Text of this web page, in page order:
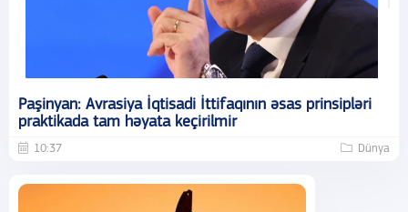
Paşinyan: Avrasiya İqtisadi İttifaqının əsas prinsipləri
praktikada tam həyata keçirilmir
10:37 Dünya